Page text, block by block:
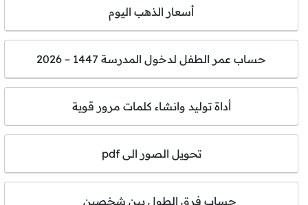
أسعار الذهب اليوم
حساب عمر الطفل لدخول المدرسة 1447 – 2026
أداة توليد وانشاء كلمات مرور قوية
تحويل الصور الى pdf
حساب فرق الطول بين شخصين